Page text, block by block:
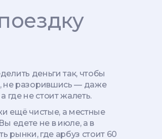
деньги так, чтобы
не разорившись — даже
где не стоит жалеть.
ещё чистые, а местные
едете не в июле, а в
рынки, где арбуз стоит 60